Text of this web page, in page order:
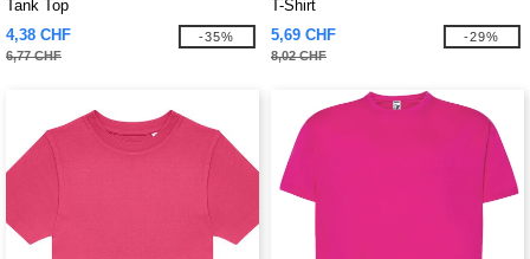
Tank Top
4,38 CHF
6,77 CHF
-35%
T-Shirt
5,69 CHF
8,02 CHF
-29%